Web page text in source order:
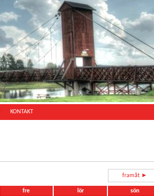
KONTAKT
framåt ►
fre lör sön